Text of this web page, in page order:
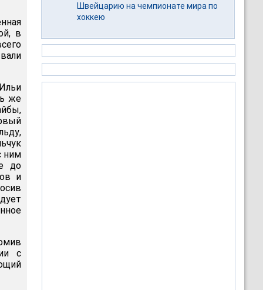
в
же
ним
до
и
с
Швейцарию на чемпионате мира по
хоккею